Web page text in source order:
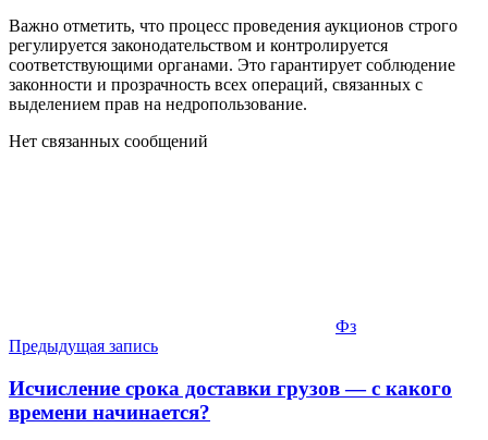
Важно отметить, что процесс проведения аукционов строго
регулируется законодательством и контролируется
соответствующими органами. Это гарантирует соблюдение
законности и прозрачность всех операций, связанных с
выделением прав на недропользование.
Нет связанных сообщений
Фз
Навигация
по
записям
Предыдущая запись
Исчисление срока доставки грузов — с какого
времени начинается?